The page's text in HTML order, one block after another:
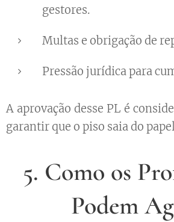
gestores.
Multas e obrigação de
Pressão jurídica para
A aprovação desse PL é
garantir que o piso saia do
5. Como os
Podem